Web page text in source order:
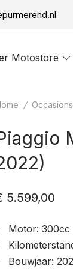
Motostore
/
5.599,00
Motor: 300cc
Bouwjaar: